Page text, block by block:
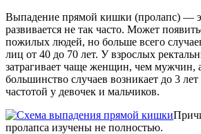
Выпадение прямой кишки (пролапс) —
развивается не так часто. Может
пожилых людей, но больше всего
лиц от 40 до 70 лет. У взрослых
затрагивает чаще женщин, чем мужчин,
большинство случаев возникает до 3
частотой у девочек и мальчиков.
пролапса изучены не полностью.